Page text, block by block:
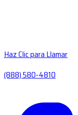
Haz Clic para Llamar
(888) 580-4810